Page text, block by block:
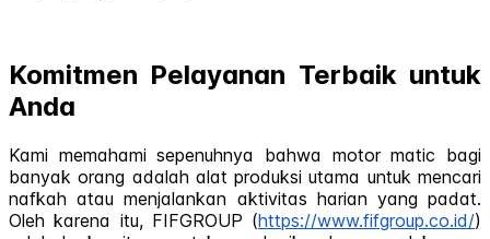
Komitmen Pelayanan Terbaik untuk
Anda
Kami memahami sepenuhnya bahwa motor matic bagi
banyak orang adalah alat produksi utama untuk mencari
nafkah atau menjalankan aktivitas harian yang padat.
Oleh karena itu, FIFGROUP (https://www.fifgroup.co.id/)